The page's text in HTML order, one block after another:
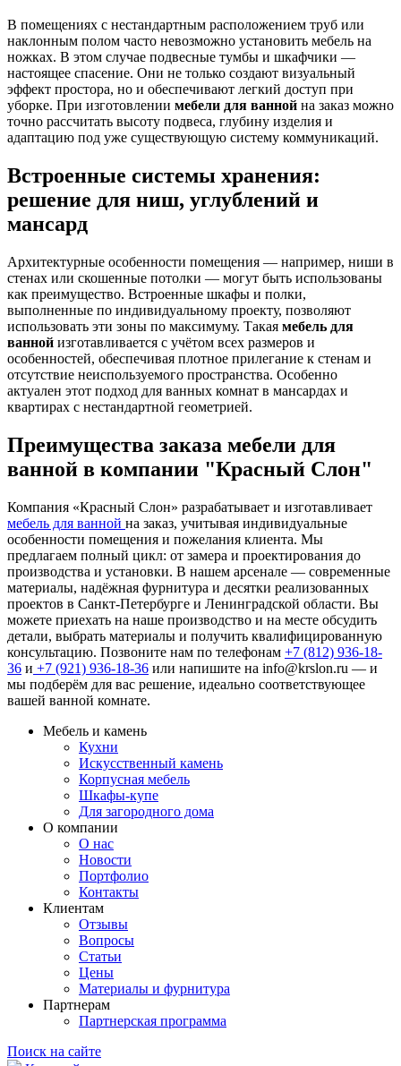
В помещениях с нестандартным расположением труб или
наклонным полом часто невозможно установить мебель на
ножках. В этом случае подвесные тумбы и шкафчики —
настоящее спасение. Они не только создают визуальный
эффект простора, но и обеспечивают легкий доступ при
уборке. При изготовлении мебели для ванной на заказ можно
точно рассчитать высоту подвеса, глубину изделия и
адаптацию под уже существующую систему коммуникаций.
Встроенные системы хранения:
решение для ниш, углублений и
мансард
Архитектурные особенности помещения — например, ниши в
стенах или скошенные потолки — могут быть использованы
как преимущество. Встроенные шкафы и полки,
выполненные по индивидуальному проекту, позволяют
использовать эти зоны по максимуму. Такая мебель для
ванной изготавливается с учётом всех размеров и
особенностей, обеспечивая плотное прилегание к стенам и
отсутствие неиспользуемого пространства. Особенно
актуален этот подход для ванных комнат в мансардах и
квартирах с нестандартной геометрией.
Преимущества заказа мебели для
ванной в компании "Красный Слон"
Компания «Красный Слон» разрабатывает и изготавливает
мебель для ванной на заказ, учитывая индивидуальные
особенности помещения и пожелания клиента. Мы
предлагаем полный цикл: от замера и проектирования до
производства и установки. В нашем арсенале — современные
материалы, надёжная фурнитура и десятки реализованных
проектов в Санкт-Петербурге и Ленинградской области. Вы
можете приехать на наше производство и на месте обсудить
детали, выбрать материалы и получить квалифицированную
консультацию. Позвоните нам по телефонам +7 (812) 936-18-
36 и +7 (921) 936-18-36 или напишите на info@krslon.ru — и
мы подберём для вас решение, идеально соответствующее
вашей ванной комнате.
Мебель и камень
Кухни
Искусственный камень
Корпусная мебель
Шкафы-купе
Для загородного дома
О компании
О нас
Новости
Портфолио
Контакты
Клиентам
Отзывы
Вопросы
Статьи
Цены
Материалы и фурнитура
Партнерам
Партнерская программа
Поиск на сайте